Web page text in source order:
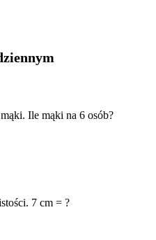
Ile mąki na 6 osób?
7 cm = ?